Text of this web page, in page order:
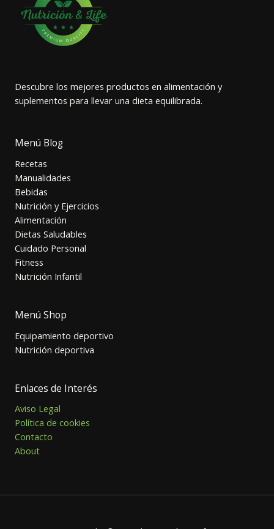
Descubre los mejores productos en alimentación y
suplementos para llevar una dieta equilibrada.
Menú Blog
Recetas
Manualidades
Bebidas
Nutrición y Ejercicios
Alimentación
Dietas Saludables
Cuidado Personal
Fitness
Nutrición Infantil
Menú Shop
Equipamiento deportivo
Nutrición deportiva
Enlaces de Interés
Aviso Legal
Política de cookies
Contacto
About